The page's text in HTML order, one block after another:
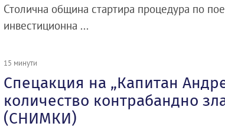
Столична община стартира процедура по
инвестиционна ...
15 минути
Спецакция на „Капитан
количество контрабандно
(СНИМКИ)